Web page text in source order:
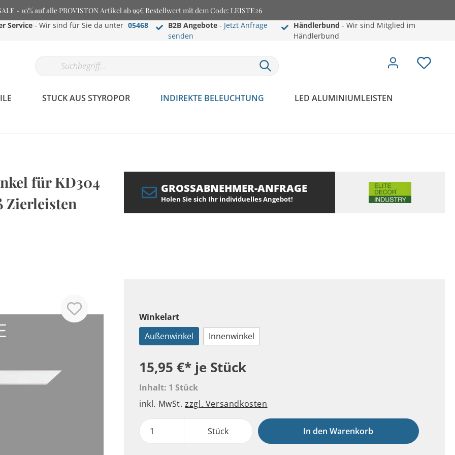
- 10% auf alle PROVISTON Artikel ab 99€ Bestellwert mit dem Code: LEISTE26
Service - Wir sind für Sie da unter 05468
B2B Angebote- Jetzt Anfrage
senden
Händlerbund - Wir sind Mitglied im
Händlerbund
STUCK AUS STYROPOR INDIREKTE BELEUCHTUNG LED ALUMINIUMLEISTEN
für KD304
Zierleisten
GROSSABNEHMER-ANFRAGE
Holen Sie sich Ihr individuelles Angebot!
Winkelart
Außenwinkel
Innenwinkel
15,95 €* je Stück
Inhalt: 1 Stück
inkl. MwSt.zzgl. Versandkosten
Stück In den Warenkorb